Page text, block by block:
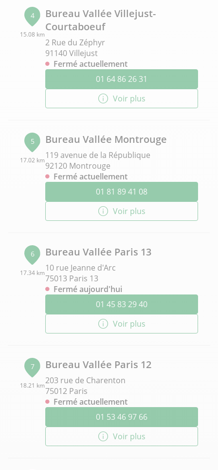
4
15.08 km
Bureau Vallée Villejust-
Courtaboeuf
2 Rue du Zéphyr
91140 Villejust
Fermé actuellement
01 64 86 26 31
Voir plus
5
17.02 km
Bureau Vallée Montrouge
119 avenue de la République
92120 Montrouge
Fermé actuellement
01 81 89 41 08
Voir plus
6
17.34 km
Bureau Vallée Paris 13
10 rue Jeanne d'Arc
75013 Paris 13
Fermé aujourd'hui
01 45 83 29 40
Voir plus
7
18.21 km
Bureau Vallée Paris 12
203 rue de Charenton
75012 Paris
Fermé actuellement
01 53 46 97 66
Voir plus